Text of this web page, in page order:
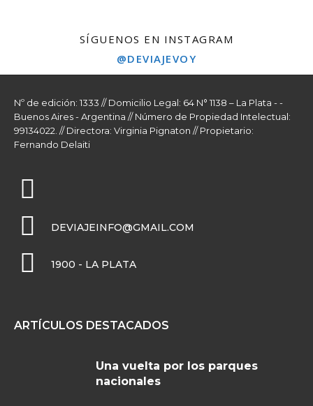
SÍGUENOS EN INSTAGRAM
@DEVIAJEVOY
Nº de edición: 1333 // Domicilio Legal: 64 N° 1138 – La Plata - -
Buenos Aires - Argentina // Número de Propiedad Intelectual:
99134022. // Directora: Virginia Pignaton // Propietario:
Fernando Delaiti
DEVIAJEINFO@GMAIL.COM
1900 - LA PLATA
ARTÍCULOS DESTACADOS
Una vuelta por los parques
nacionales